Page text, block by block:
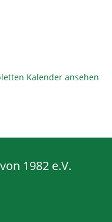
Kalender ansehen
1982 e.V.